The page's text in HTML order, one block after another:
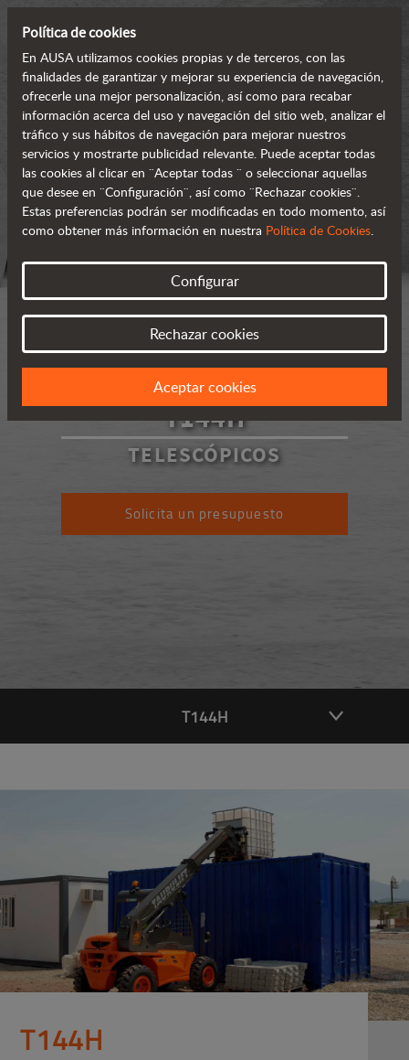
T144H
TELESCÓPICOS
Solicita un presupuesto
T144H
T144H
Política de cookies
En AUSA utilizamos cookies propias y de terceros, con las
finalidades de garantizar y mejorar su experiencia de navegación,
ofrecerle una mejor personalización, así como para recabar
información acerca del uso y navegación del sitio web, analizar el
tráfico y sus hábitos de navegación para mejorar nuestros
servicios y mostrarte publicidad relevante. Puede aceptar todas
las cookies al clicar en ¨Aceptar todas ¨ o seleccionar aquellas
que desee en ¨Configuración¨, así como ¨Rechazar cookies¨.
Estas preferencias podrán ser modificadas en todo momento, así
como obtener más información en nuestra Política de Cookies.
Configurar
Rechazar cookies
Aceptar cookies